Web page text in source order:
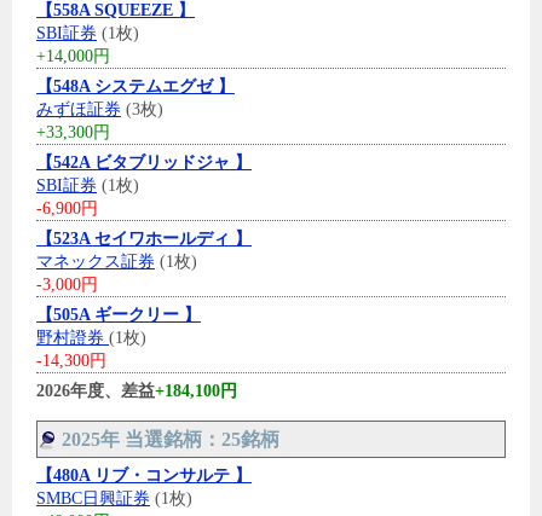
【558A SQUEEZE 】
SBI証券 (1枚)
+14,000円
【548A システムエグゼ 】
みずほ証券 (3枚)
+33,300円
【542A ビタブリッドジャ 】
SBI証券 (1枚)
-6,900円
【523A セイワホールディ 】
マネックス証券 (1枚)
-3,000円
【505A ギークリー 】
野村證券 (1枚)
-14,300円
2026年度、差益+184,100円
2025年 当選銘柄：25銘柄
【480A リブ・コンサルテ 】
SMBC日興証券 (1枚)